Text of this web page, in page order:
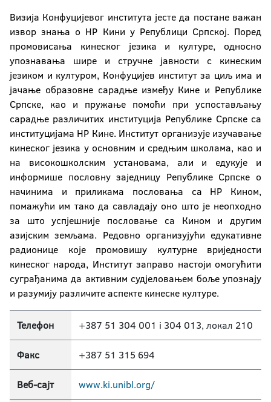
Визија Конфуцијевог института јесте да постане важан
извор знања о НР Кини у Републици Српској. Поред
промовисања кинеског језика и културе, односно
упознавања шире и стручне јавности с кинеским
језиком и културом, Конфуцијев институт за циљ има и
јачање образовне сарадње између Кине и Републике
Српске, као и пружање помоћи при успостављању
сарадње различитих институција Републике Српске са
институцијама НР Кине. Институт организује изучавање
кинеског језика у основним и средњим школама, као и
на високошколским установама, али и едукује и
информише пословну заједницу Републике Српске о
начинима и приликама пословања са НР Кином,
помажући им тако да савладају оно што је неопходно
за што успјешније пословање са Кином и другим
азијским земљама. Редовно организујући едукативне
радионице које прoмовишу културне вриједности
кинеског народа, Институт заправо настоји омогућити
суграђанима да активним судјеловањем боље упознају
и разумију различите аспекте кинеске културе.
Телефон +387 51 304 001 i 304 013, локал 210
Факс +387 51 315 694
Веб-сајт www.ki.unibl.org/